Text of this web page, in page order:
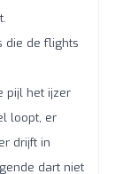
die de flights
pijl het ijzer
loopt, er
drijft in
dart niet